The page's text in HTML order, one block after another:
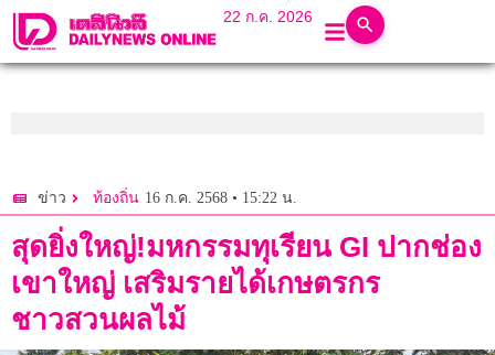
22 ก.ค. 2026
ข่าว ท้องถิ่น 16 ก.ค. 2568 • 15:22 น.
สุดยิ่งใหญ่!มหกรรมทุเรียน GI ปากช่อง
เขาใหญ่ เสริมรายได้เกษตรกร
ชาวสวนผลไม้